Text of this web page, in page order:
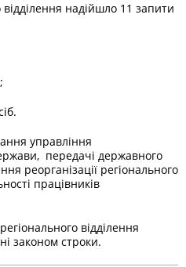
надійшло 11 запити
управління
передачі державного
реорганізації регіонального
працівників
відділення
законом строки.